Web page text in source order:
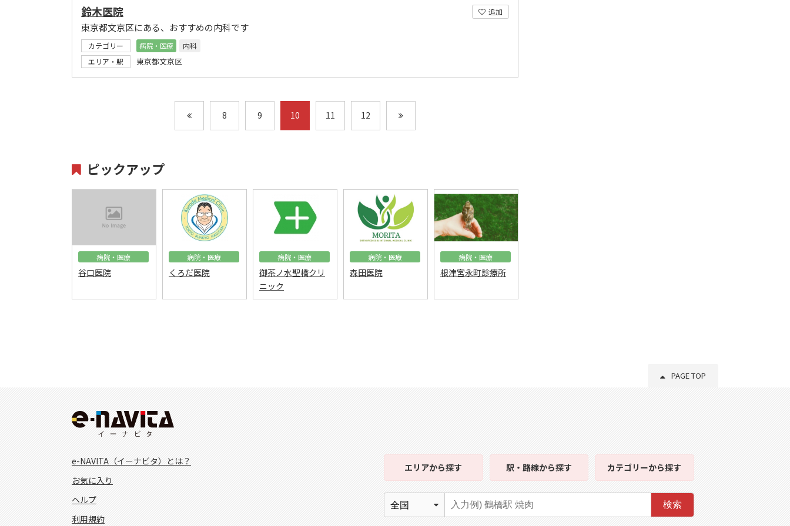
追加
鈴木医院
東京都文京区にある、おすすめの内科です
カテゴリー 病院・医療
内科
エリア・駅
東京都文京区
8 9 10 11 12
ピックアップ
病院・医療
谷口医院
病院・医療
くろだ医院
病院・医療
御茶ノ水聖橋クリ
ニック
病院・医療
森田医院
病院・医療
根津宮永町診療所
PAGE TOP
e-NAVITA（イーナビタ）とは？
お気に入り
ヘルプ
利用規約
エリアから探す 駅・路線から探す カテゴリーから探す
検索